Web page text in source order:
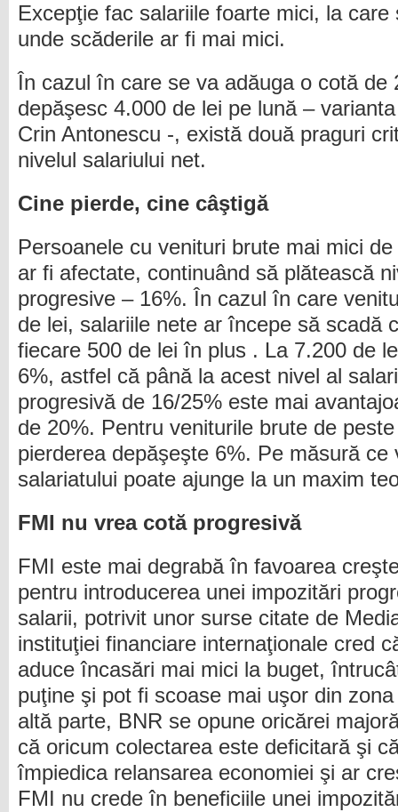
Excepţie fac salariile foarte mici, la
unde scăderile ar fi mai mici.
În cazul în care se va adăuga o cotă de
depăşesc 4.000 de lei pe lună –
Crin Antonescu -, există două praguri
nivelul salariului net.
Cine pierde, cine câştigă
Persoanele cu venituri brute mai mici
ar fi afectate, continuând să plătească
progresive – 16%. În cazul în care
de lei, salariile nete ar începe să scadă
fiecare 500 de lei în plus . La 7.200 de
6%, astfel că până la acest nivel al
progresivă de 16/25% este mai
de 20%. Pentru veniturile brute de
pierderea depăşeşte 6%. Pe măsură
salariatului poate ajunge la un maxim
FMI nu vrea cotă progresivă
FMI este mai degrabă în favoarea
pentru introducerea unei impozitări
salarii, potrivit unor surse citate de
instituţiei financiare internaţionale cred
aduce încasări mai mici la buget,
puţine şi pot fi scoase mai uşor din
altă parte, BNR se opune oricărei
că oricum colectarea este deficitară şi
împiedica relansarea economiei şi ar
FMI nu crede în beneficiile unei